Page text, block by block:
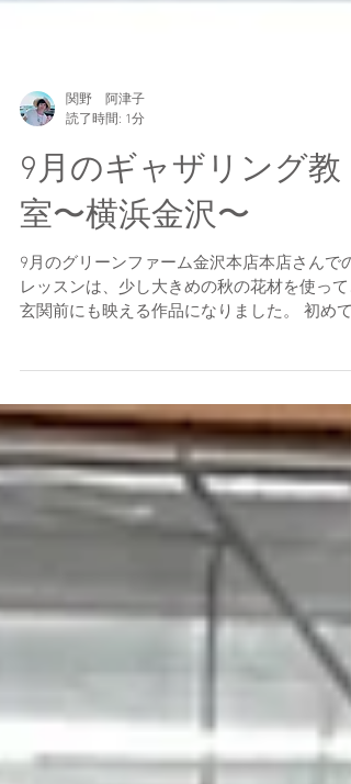
関野 阿津子
読了時間: 1分
9月のギャザリング教
室〜横浜金沢〜
9月のグリーンファーム金沢本店本店さんでの
玄関前にも映える作品になりました。 初めて
束作りがとにかく楽しいのだそうですよー。
レンジメントと寄せ植えの間でしょうか。...